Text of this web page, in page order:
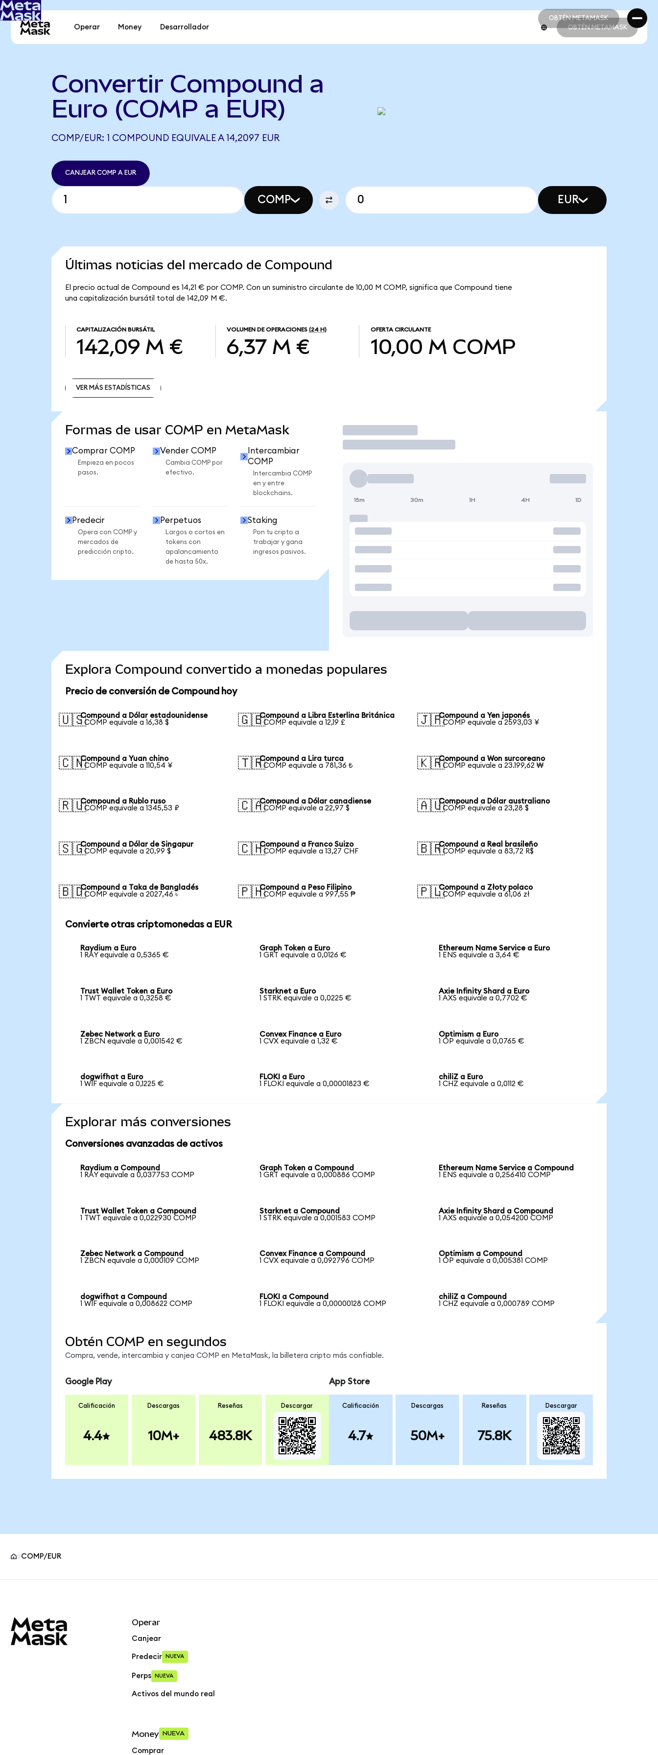
OBTÉN METAMASK
OBTÉN METAMASK
Operar Money Desarrollador OBTÉN METAMASK
Convertir Compound a
Euro (COMP a EUR)
COMP/EUR: 1 COMPOUND EQUIVALE A 14,2097 EUR
CANJEAR COMP A EUR
COMP EUR
Últimas noticias del mercado de Compound
El precio actual de Compound es 14,21 € por COMP. Con un suministro circulante de 10,00 M COMP, significa que Compound tiene
una capitalización bursátil total de 142,09 M €.
CAPITALIZACIÓN BURSÁTIL
142,09 M €
VOLUMEN DE OPERACIONES (24 H)
6,37 M €
OFERTA CIRCULANTE
10,00 M COMP
VER MÁS ESTADÍSTICAS
Formas de usar COMP en MetaMask
Comprar COMP
Empieza en pocos
pasos.
Vender COMP
Cambia COMP por
efectivo.
Intercambiar
COMP
Intercambia COMP
en y entre
blockchains.
Predecir
Opera con COMP y
mercados de
predicción cripto.
Perpetuos
Largos o cortos en
tokens con
apalancamiento
de hasta 50x.
Staking
Pon tu cripto a
trabajar y gana
ingresos pasivos.
Operar
15m 30m 1H 4H 1D
Explora Compound convertido a monedas populares
Precio de conversión de Compound hoy
🇺🇸Compound a Dólar estadounidense
1 COMP equivale a 16,38 $
🇬🇧Compound a Libra Esterlina Británica
1 COMP equivale a 12,19 £
🇯🇵Compound a Yen japonés
1 COMP equivale a 2593,03 ¥
🇨🇳Compound a Yuan chino
1 COMP equivale a 110,54 ¥
🇹🇷Compound a Lira turca
1 COMP equivale a 781,36 ₺
🇰🇷Compound a Won surcoreano
1 COMP equivale a 23.199,62 ₩
🇷🇺Compound a Rublo ruso
1 COMP equivale a 1345,53 ₽
🇨🇦Compound a Dólar canadiense
1 COMP equivale a 22,97 $
🇦🇺Compound a Dólar australiano
1 COMP equivale a 23,28 $
🇸🇬Compound a Dólar de Singapur
1 COMP equivale a 20,99 $
🇨🇭Compound a Franco Suizo
1 COMP equivale a 13,27 CHF
🇧🇷Compound a Real brasileño
1 COMP equivale a 83,72 R$
🇧🇩Compound a Taka de Bangladés
1 COMP equivale a 2027,46 ৳
🇵🇭Compound a Peso Filipino
1 COMP equivale a 997,55 ₱
🇵🇱Compound a Złoty polaco
1 COMP equivale a 61,06 zł
Convierte otras criptomonedas a EUR
Raydium a Euro
1 RAY equivale a 0,5365 €
Graph Token a Euro
1 GRT equivale a 0,0126 €
Ethereum Name Service a Euro
1 ENS equivale a 3,64 €
Trust Wallet Token a Euro
1 TWT equivale a 0,3258 €
Starknet a Euro
1 STRK equivale a 0,0225 €
Axie Infinity Shard a Euro
1 AXS equivale a 0,7702 €
Zebec Network a Euro
1 ZBCN equivale a 0,001542 €
Convex Finance a Euro
1 CVX equivale a 1,32 €
Optimism a Euro
1 OP equivale a 0,0765 €
dogwifhat a Euro
1 WIF equivale a 0,1225 €
FLOKI a Euro
1 FLOKI equivale a 0,00001823 €
chiliZ a Euro
1 CHZ equivale a 0,0112 €
Explorar más conversiones
Conversiones avanzadas de activos
Raydium a Compound
1 RAY equivale a 0,037753 COMP
Graph Token a Compound
1 GRT equivale a 0,000886 COMP
Ethereum Name Service a Compound
1 ENS equivale a 0,256410 COMP
Trust Wallet Token a Compound
1 TWT equivale a 0,022930 COMP
Starknet a Compound
1 STRK equivale a 0,001583 COMP
Axie Infinity Shard a Compound
1 AXS equivale a 0,054200 COMP
Zebec Network a Compound
1 ZBCN equivale a 0,000109 COMP
Convex Finance a Compound
1 CVX equivale a 0,092796 COMP
Optimism a Compound
1 OP equivale a 0,005381 COMP
dogwifhat a Compound
1 WIF equivale a 0,008622 COMP
FLOKI a Compound
1 FLOKI equivale a 0,00000128 COMP
chiliZ a Compound
1 CHZ equivale a 0,000789 COMP
Obtén COMP en segundos
Compra, vende, intercambia y canjea COMP en MetaMask, la billetera cripto más confiable.
Google Play
Calificación
4.4
Descargas
10M+
Reseñas
483.8K
Descargar
App Store
Calificación
4.7
Descargas
50M+
Reseñas
75.8K
Descargar
COMP/EUR
Operar
Canjear
Predecir NUEVA
Perps NUEVA
Activos del mundo real
Money NUEVA
Comprar